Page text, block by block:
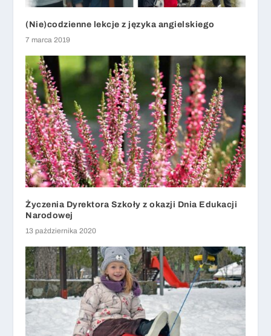
(Nie)codzienne lekcje z języka angielskiego
7 marca 2019
Życzenia Dyrektora Szkoły z okazji Dnia Edukacji
Narodowej
13 października 2020